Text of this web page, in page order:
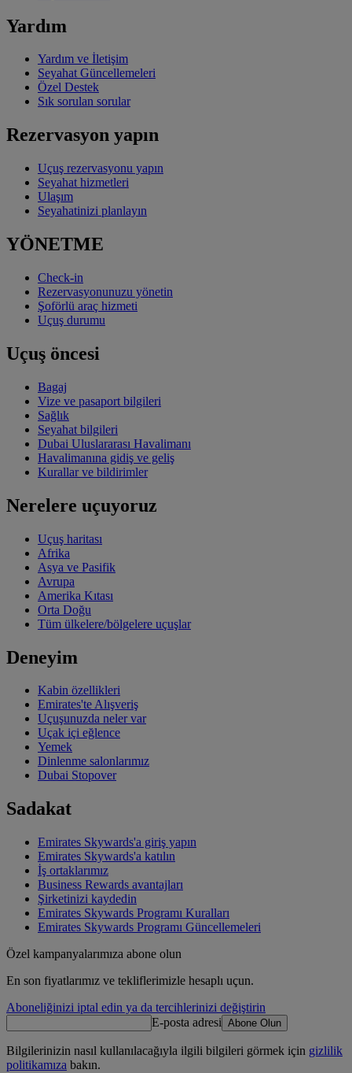
Yardım
Yardım ve İletişim
Seyahat Güncellemeleri
Özel Destek
Sık sorulan sorular
Rezervasyon yapın
Uçuş rezervasyonu yapın
Seyahat hizmetleri
Ulaşım
Seyahatinizi planlayın
YÖNETME
Check-in
Rezervasyonunuzu yönetin
Şoförlü araç hizmeti
Uçuş durumu
Uçuş öncesi
Bagaj
Vize ve pasaport bilgileri
Sağlık
Seyahat bilgileri
Dubai Uluslararası Havalimanı
Havalimanına gidiş ve geliş
Kurallar ve bildirimler
Nerelere uçuyoruz
Uçuş haritası
Afrika
Asya ve Pasifik
Avrupa
Amerika Kıtası
Orta Doğu
Tüm ülkelere/bölgelere uçuşlar
Deneyim
Kabin özellikleri
Emirates'te Alışveriş
Uçuşunuzda neler var
Uçak içi eğlence
Yemek
Dinlenme salonlarımız
Dubai Stopover
Sadakat
Emirates Skywards'a giriş yapın
Emirates Skywards'a katılın
İş ortaklarımız
Business Rewards avantajları
Şirketinizi kaydedin
Emirates Skywards Programı Kuralları
Emirates Skywards Programı Güncellemeleri
Özel kampanyalarımıza abone olun
En son fiyatlarımız ve tekliflerimizle hesaplı uçun.
Aboneliğinizi iptal edin ya da tercihlerinizi değiştirin
E-posta adresi Abone Olun
Bilgilerinizin nasıl kullanılacağıyla ilgili bilgileri görmek için gizlilik
politikamıza bakın.